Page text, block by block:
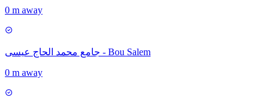
0 m away
جامع محمد الحاج عيسى - Bou Salem
0 m away